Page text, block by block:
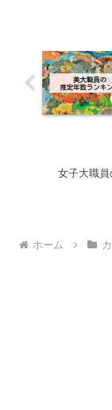
女子大職
ホーム